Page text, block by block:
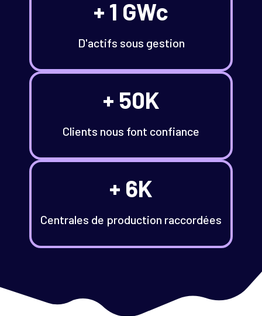
+ 1 GWc
D'actifs sous gestion
+ 50K
Clients nous font confiance
+ 6K
Centrales de production raccordées